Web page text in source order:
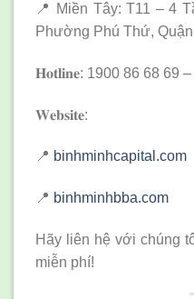
📍 Miền Tây: T11 – 4
Phường Phú Thứ,
𝐇𝐨𝐭𝐥𝐢𝐧𝐞: 1900 86 68 69
𝐖𝐞𝐛𝐬𝐢𝐭𝐞:
📍 binhminhcapital.com
📍 binhminhbba.com
Hãy liên hệ với chúng
miễn phí!